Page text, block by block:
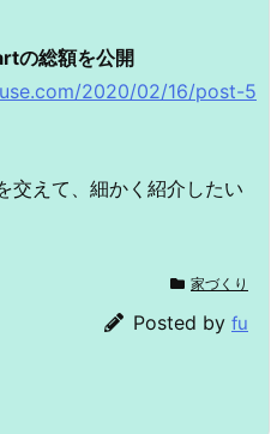
の総額を公開
2020/02/16/post-5
交えて、細かく紹介したい
家づくり
Posted by fu